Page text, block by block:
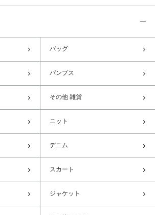
バッグ
パンプス
その他 雑貨
ニット
デニム
スカート
ジャケット